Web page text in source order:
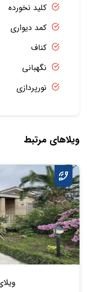
کلید نخورده
کمد دیواری
کناف
نگهبانی
نورپردازی
ویلاهای مرتبط